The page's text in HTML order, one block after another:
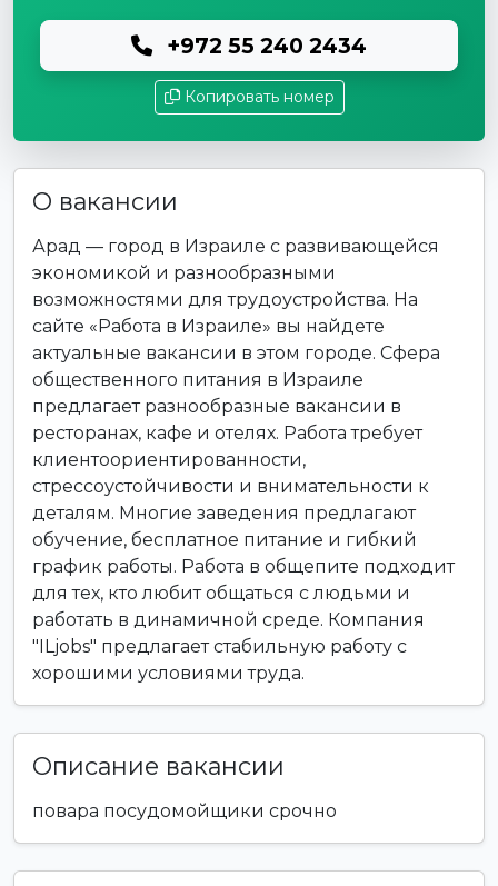
+972 55 240 2434
Копировать номер
О вакансии
Арад — город в Израиле с развивающейся
экономикой и разнообразными
возможностями для трудоустройства. На
сайте «Работа в Израиле» вы найдете
актуальные вакансии в этом городе. Сфера
общественного питания в Израиле
предлагает разнообразные вакансии в
ресторанах, кафе и отелях. Работа требует
клиентоориентированности,
стрессоустойчивости и внимательности к
деталям. Многие заведения предлагают
обучение, бесплатное питание и гибкий
график работы. Работа в общепите подходит
для тех, кто любит общаться с людьми и
работать в динамичной среде. Компания
"ILjobs" предлагает стабильную работу с
хорошими условиями труда.
Описание вакансии
повара посудомойщики срочно